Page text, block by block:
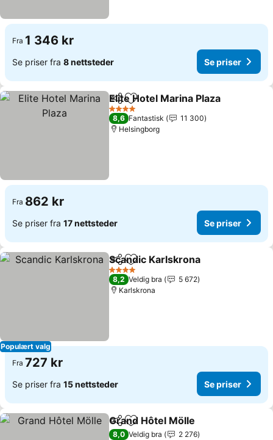
Fra 1 346 kr
Se priser fra 8 nettsteder Se priser
Del Legg til i favoritter
Elite Hotel Marina Plaza
4 Stjerner
8,6 Fantastisk
11 300
Helsingborg
Fra 862 kr
Se priser fra 17 nettsteder Se priser
Populært valg
Del Legg til i favoritter
Scandic Karlskrona
4 Stjerner
8,2 Veldig bra
5 672
Karlskrona
Fra 727 kr
Se priser fra 15 nettsteder Se priser
Del Legg til i favoritter
Grand Hôtel Mölle
8,0 Veldig bra 2 276